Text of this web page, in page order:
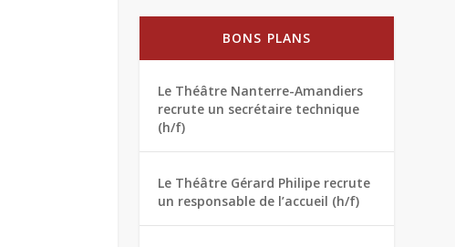
BONS PLANS
Le Théâtre Nanterre-Amandiers
recrute un secrétaire technique
(h/f)
Le Théâtre Gérard Philipe recrute
un responsable de l’accueil (h/f)